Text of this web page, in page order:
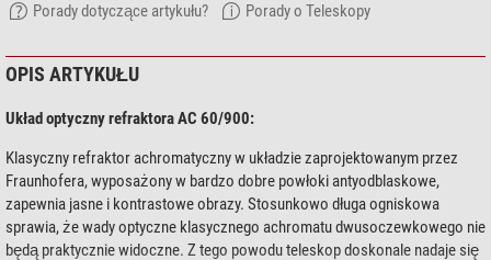
Porady dotyczące artykułu? Porady o Teleskopy
OPIS ARTYKUŁU
Układ optyczny refraktora AC 60/900:
Klasyczny refraktor achromatyczny w układzie zaprojektowanym przez
Fraunhofera, wyposażony w bardzo dobre powłoki antyodblaskowe,
zapewnia jasne i kontrastowe obrazy. Stosunkowo długa ogniskowa
sprawia, że wady optyczne klasycznego achromatu dwusoczewkowego nie
będą praktycznie widoczne. Z tego powodu teleskop doskonale nadaje się